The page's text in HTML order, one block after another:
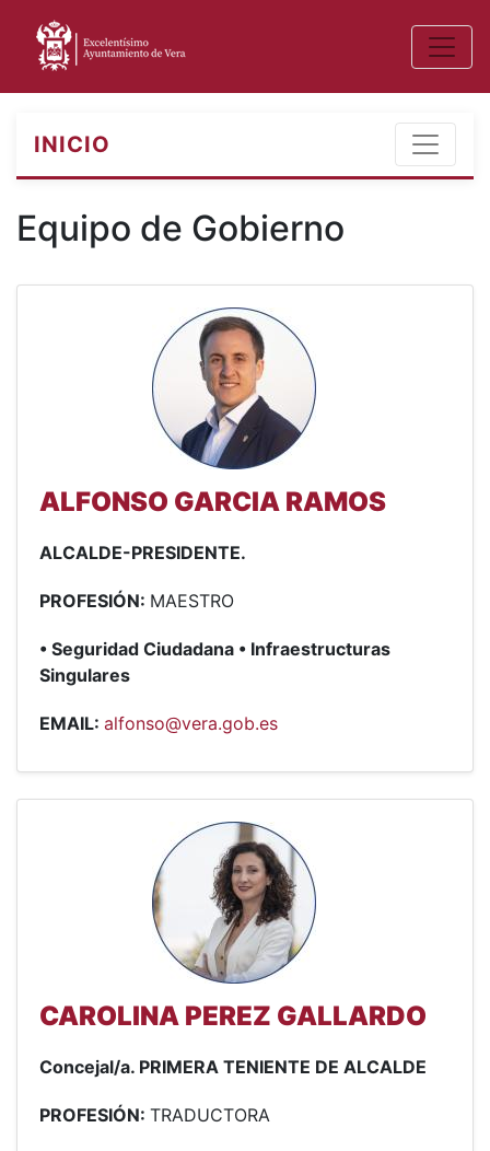
INICIO
Equipo de Gobierno
ALFONSO GARCIA RAMOS
ALCALDE-PRESIDENTE.
PROFESIÓN: MAESTRO
• Seguridad Ciudadana • Infraestructuras
Singulares
EMAIL: alfonso@vera.gob.es
CAROLINA PEREZ GALLARDO
Concejal/a. PRIMERA TENIENTE DE ALCALDE
PROFESIÓN: TRADUCTORA